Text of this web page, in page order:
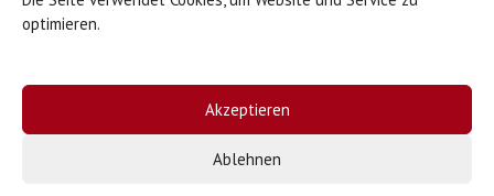
optimieren.
Akzeptieren
Ablehnen
Sniffing Dog